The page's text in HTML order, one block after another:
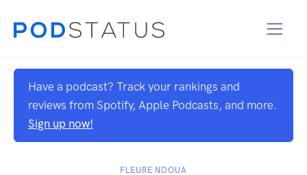
Have a podcast? Track your rankings and
reviews from Spotify, Apple Podcasts, and more.
Sign up now!
FLEURE NDOUA